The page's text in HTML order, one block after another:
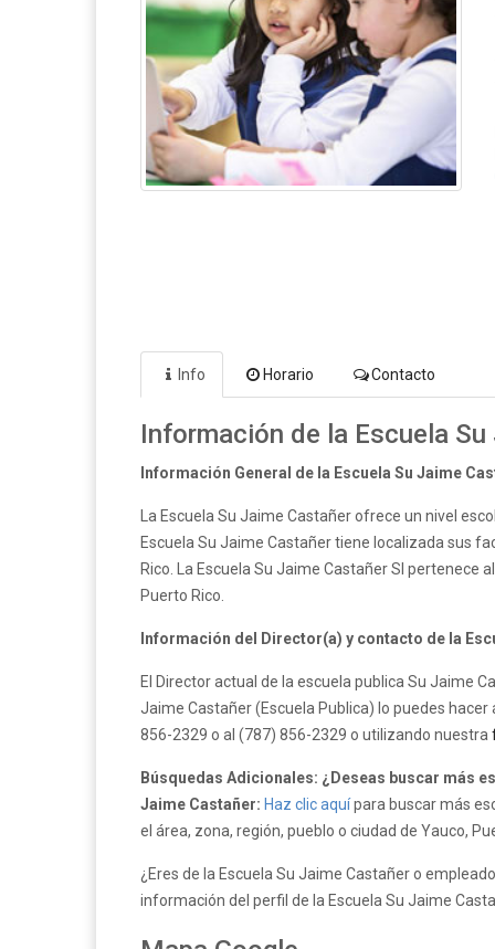
Info Horario Contacto
Información de la Escuela
Información General de la Escuela Su Jaime
La Escuela Su Jaime Castañer ofrece un nivel
Escuela Su Jaime Castañer tiene localizada sus
Rico. La Escuela Su Jaime Castañer SI pertenece
Puerto Rico.
Información del Director(a) y contacto de la
El Director actual de la escuela publica Su Jaime
Jaime Castañer (Escuela Publica) lo puedes
856-2329 o al (787) 856-2329 o utilizando nuestra
Búsquedas Adicionales: ¿Deseas buscar más
Jaime Castañer: Haz clic aquípara buscar más
el área, zona, región, pueblo o ciudad de Yauco,
¿Eres de la Escuela Su Jaime Castañer o
información del perfil de la Escuela Su Jaime